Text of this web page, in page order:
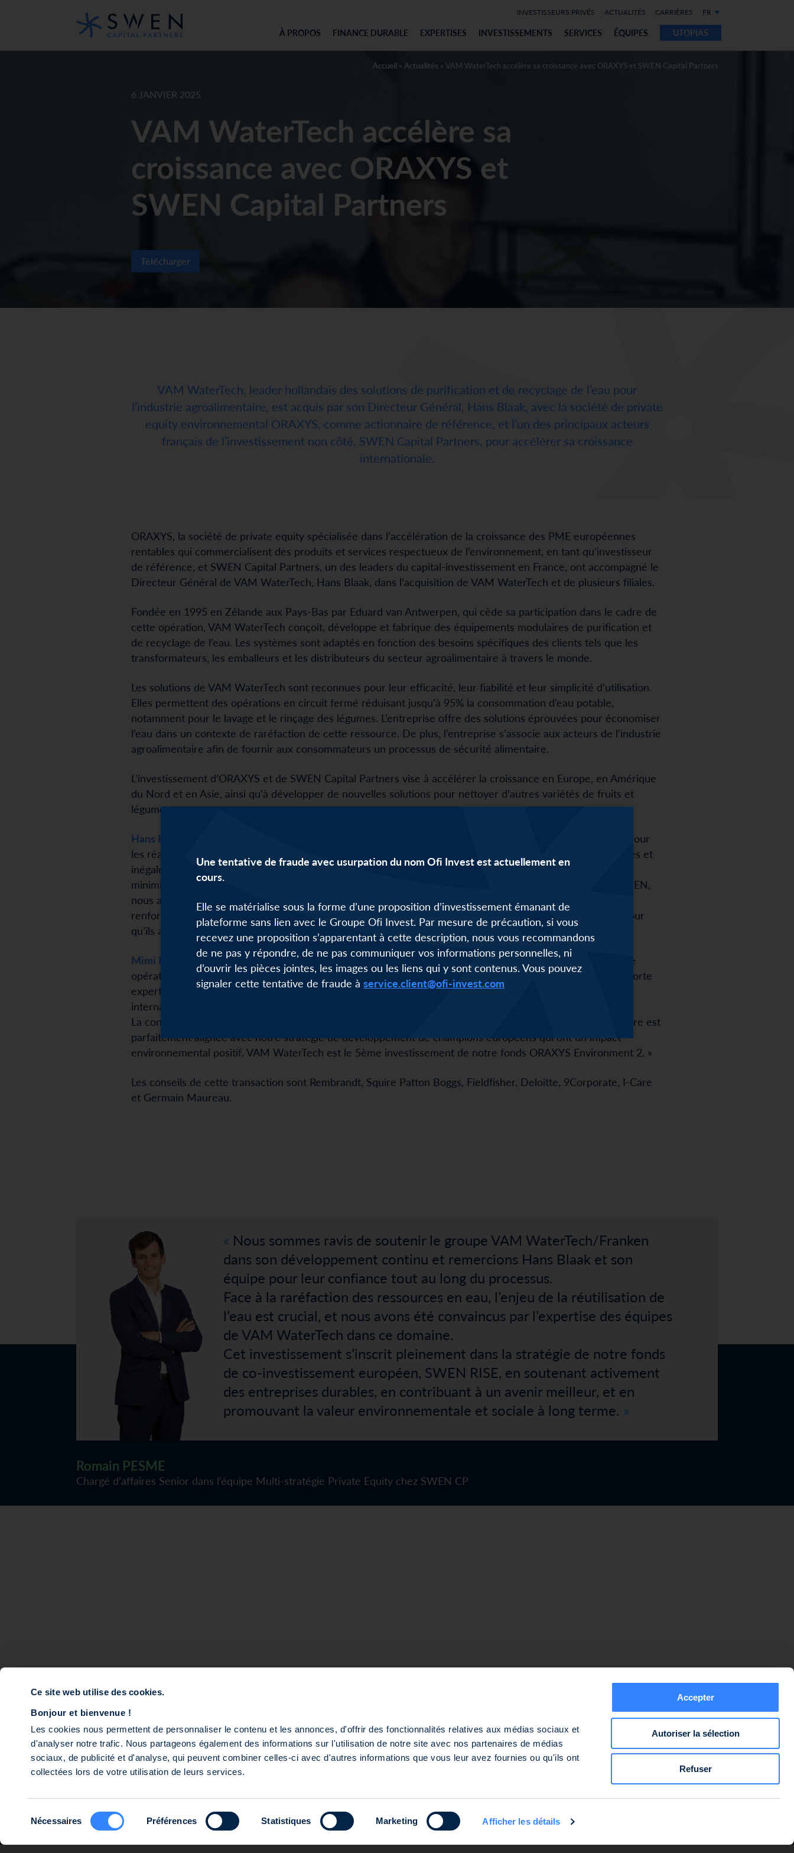
Ce site web utilise des cookies.
Bonjour et bienvenue !
Les cookies nous permettent de personnaliser le contenu et les annonces, d'offrir des fonctionnalités relatives aux médias sociaux et
d'analyser notre trafic. Nous partageons également des informations sur l'utilisation de notre site avec nos partenaires de médias
sociaux, de publicité et d'analyse, qui peuvent combiner celles-ci avec d'autres informations que vous leur avez fournies ou qu'ils ont
collectées lors de votre utilisation de leurs services.
Nécessaires Préférences Statistiques Marketing Afficher les détails
Accepter
Autoriser la sélection
Refuser
INVESTISSEURS PRIVÉS ACTUALITÉS CARRIÈRES FR
À PROPOS FINANCE DURABLE EXPERTISES INVESTISSEMENTS SERVICES ÉQUIPES UTOPIAS
6 JANVIER 2025
VAM WaterTech accélère sa
croissance avec ORAXYS et
SWEN Capital Partners
Télécharger
Accueil » Actualités » VAM WaterTech accélère sa croissance avec ORAXYS et SWEN Capital Partners
VAM WaterTech, leader hollandais des solutions de purification et de recyclage de l’eau pour
l’industrie agroalimentaire, est acquis par son Directeur Général, Hans Blaak, avec la société de private
equity environnemental ORAXYS, comme actionnaire de référence, et l’un des principaux acteurs
français de l’investissement non côté, SWEN Capital Partners, pour accélérer sa croissance
internationale.
ORAXYS, la société de private equity spécialisée dans l’accélération de la croissance des PME européennes
rentables qui commercialisent des produits et services respectueux de l’environnement, en tant qu’investisseur
de référence, et SWEN Capital Partners, un des leaders du capital-investissement en France, ont accompagné le
Directeur Général de VAM WaterTech, Hans Blaak, dans l’acquisition de VAM WaterTech et de plusieurs filiales.
Fondée en 1995 en Zélande aux Pays-Bas par Eduard van Antwerpen, qui cède sa participation dans le cadre de
cette opération, VAM WaterTech conçoit, développe et fabrique des équipements modulaires de purification et
de recyclage de l’eau. Les systèmes sont adaptés en fonction des besoins spécifiques des clients tels que les
transformateurs, les emballeurs et les distributeurs du secteur agroalimentaire à travers le monde.
Les solutions de VAM WaterTech sont reconnues pour leur efficacité, leur fiabilité et leur simplicité d’utilisation.
Elles permettent des opérations en circuit fermé réduisant jusqu’à 95% la consommation d’eau potable,
notamment pour le lavage et le rinçage des légumes. L’entreprise offre des solutions éprouvées pour économiser
l’eau dans un contexte de raréfaction de cette ressource. De plus, l’entreprise s’associe aux acteurs de l’industrie
agroalimentaire afin de fournir aux consommateurs un processus de sécurité alimentaire.
L’investissement d’ORAXYS et de SWEN Capital Partners vise à accélérer la croissance en Europe, en Amérique
du Nord et en Asie, ainsi qu’à développer de nouvelles solutions pour nettoyer d’autres variétés de fruits et
légumes.
Hans Blaak, Directeur Général de VAM WaterTech
: « Je suis reconnaissant envers l’ensemble de l’équipe pour
les réalisations de ces dernières années. Les niveaux technologiques atteints nous permettent d’être uniques et
inégalés dans notre promesse à nos clients : fournir des solutions fiables, efficaces et économiques pour
minimiser la consommation d’eau et maximiser la sécurité alimentaire. Avec le support d’ORAXYS et de SWEN,
nous allons poursuivre nos développements organisationnels, technologiques et commerciaux. Nous allons
renforcer notre offre aux industriels internationaux, de la transformation à l’emballage des produits frais, pour
qu’ils atteignent leurs objectifs ESG. »
Mimi Lamote, Associée de l’équipe industrielle d’ORAXYS: « Nous remercions Hans Blaak et toute l’équipe
opérationnelle de VAM WaterTech pour leur confiance. Nous avons été immédiatement convaincus par la forte
expertise de l’équipe et nous sommes impatients de travailler ensemble pour accroître la croissance
internationale.
La contribution de VAM WaterTech à l’usage plus durable de la ressource eau dans l’industrie agroalimentaire est
parfaitement alignée avec notre stratégie de développement de champions européens qui ont un impact
environnemental positif. VAM WaterTech est le 5ème investissement de notre fonds ORAXYS Environment 2. »
Les conseils de cette transaction sont Rembrandt, Squire Patton Boggs, Fieldfisher, Deloitte, 9Corporate, I-Care
et Germain Maureau.
Nous sommes ravis de soutenir le groupe VAM WaterTech/Franken
dans son développement continu et remercions Hans Blaak et son
équipe pour leur confiance tout au long du processus.
Face à la raréfaction des ressources en eau, l’enjeu de la réutilisation de
l’eau est crucial, et nous avons été convaincus par l’expertise des équipes
de VAM WaterTech dans ce domaine.
Cet investissement s’inscrit pleinement dans la stratégie de notre fonds
de co-investissement européen, SWEN RISE, en soutenant activement
des entreprises durables, en contribuant à un avenir meilleur, et en
promouvant la valeur environnementale et sociale à long terme.
Romain PESME
Chargé d’affaires Senior dans l’équipe Multi-stratégie Private Equity chez SWEN CP
© 2026 SWEN CAPITAL PARTNERS
S.A. au capital de 16 143 920 euros, immatriculée au Registre du Commerce et des Sociétés de Nanterre sous le numéro 803 812 593, dont le siège est situé 127-129 quai du Président Roosevelt, 92130 Issy-les-Moulineaux, et dont l’adresse
postale est 14 rue Roquépine, 75008 Paris. Société de gestion agréée par l’Autorité des Marchés Financiers (AMF) sous le numéro GP-14000047.
Une tentative de fraude avec usurpation du nom Ofi Invest est actuellement en
cours.
Elle se matérialise sous la forme d’une proposition d’investissement émanant de
plateforme sans lien avec le Groupe Ofi Invest. Par mesure de précaution, si vous
recevez une proposition s’apparentant à cette description, nous vous recommandons
de ne pas y répondre, de ne pas communiquer vos informations personnelles, ni
d’ouvrir les pièces jointes, les images ou les liens qui y sont contenus. Vous pouvez
signaler cette tentative de fraude à service.client@ofi-invest.com